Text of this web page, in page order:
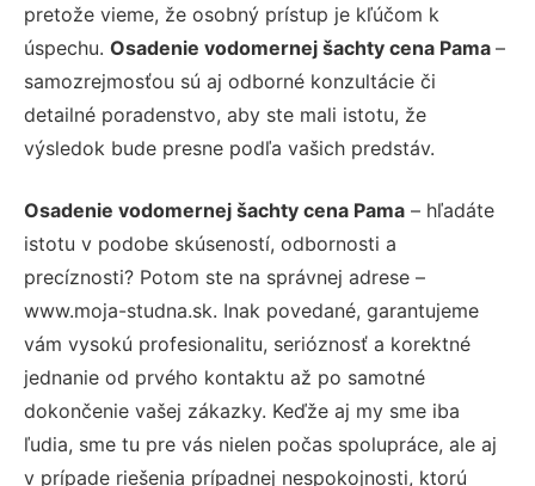
pretože vieme, že osobný prístup je kľúčom k
úspechu. Osadenie vodomernej šachty cena Pama –
samozrejmosťou sú aj odborné konzultácie či
detailné poradenstvo, aby ste mali istotu, že
výsledok bude presne podľa vašich predstáv.
Osadenie vodomernej šachty cena Pama – hľadáte
istotu v podobe skúseností, odbornosti a
precíznosti? Potom ste na správnej adrese –
www.moja-studna.sk. Inak povedané, garantujeme
vám vysokú profesionalitu, serióznosť a korektné
jednanie od prvého kontaktu až po samotné
dokončenie vašej zákazky. Keďže aj my sme iba
ľudia, sme tu pre vás nielen počas spolupráce, ale aj
v prípade riešenia prípadnej nespokojnosti, ktorú